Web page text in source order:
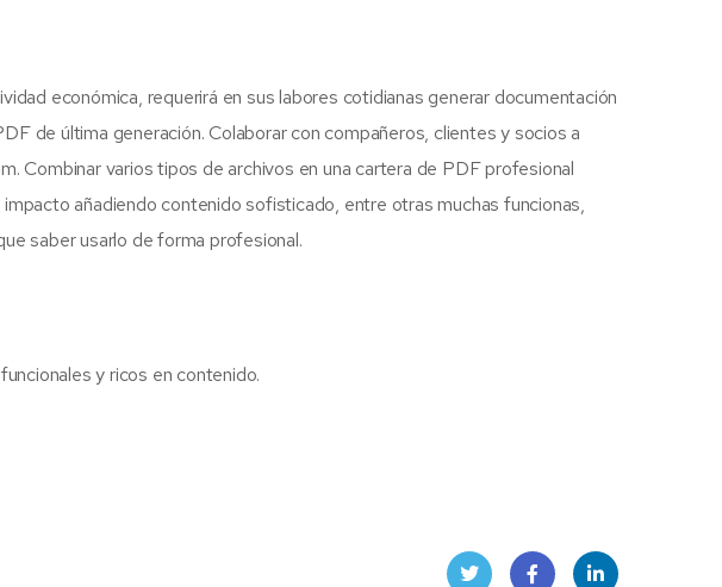
económica, requerirá en sus labores cotidianas generar documentación
de última generación. Colaborar con compañeros, clientes y socios a
Combinar varios tipos de archivos en una cartera de PDF profesional
añadiendo contenido sofisticado, entre otras muchas funcionas,
saber usarlo de forma profesional.
y ricos en contenido.